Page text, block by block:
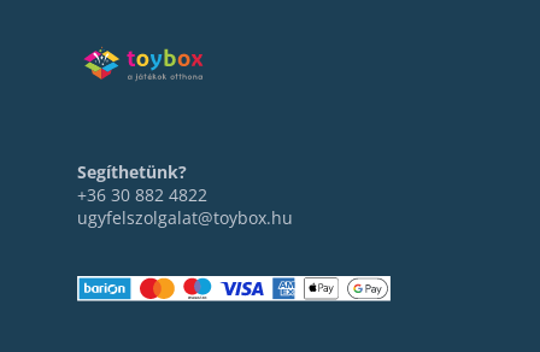
Segíthetünk?
+36 30 882 4822
ugyfelszolgalat@toybox.hu